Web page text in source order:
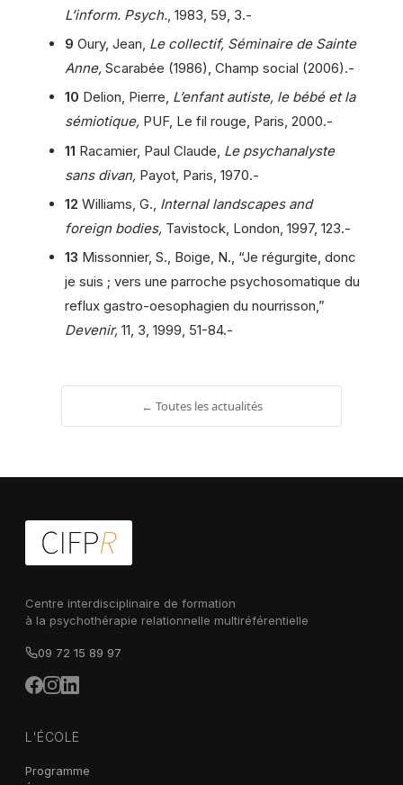
L’inform. Psych., 1983, 59, 3.-
9 Oury, Jean, Le collectif, Séminaire de Sainte
Anne, Scarabée (1986), Champ social (2006).-
10 Delion, Pierre, L’enfant autiste, le bébé et la
sémiotique, PUF, Le fil rouge, Paris, 2000.-
11 Racamier, Paul Claude, Le psychanalyste
sans divan, Payot, Paris, 1970.-
12 Williams, G., Internal landscapes and
foreign bodies, Tavistock, London, 1997, 123.-
13 Missonnier, S., Boige, N., “Je régurgite, donc
je suis ; vers une parroche psychosomatique du
reflux gastro-oesophagien du nourrisson,”
Devenir, 11, 3, 1999, 51-84.-
← Toutes les actualités
Centre interdisciplinaire de formation
à la psychothérapie relationnelle multiréférentielle
09 72 15 89 97
L'ÉCOLE
Programme